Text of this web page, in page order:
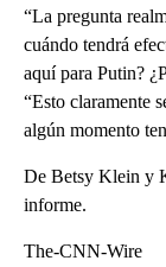
“La pregunta
cuándo tendrá
aquí para Putin?
“Esto claramente
algún momento
De Betsy Klein y
informe.
The-CNN-Wire